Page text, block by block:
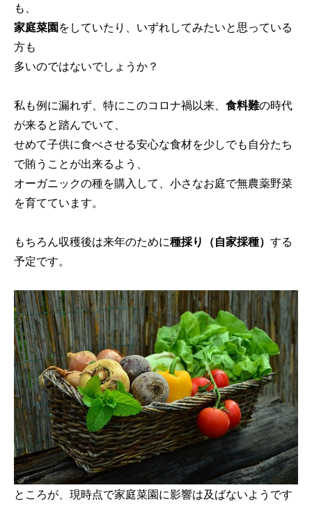
も、
家庭菜園 をしていたり、いずれしてみたいと思っている
方も
多いのではないでしょうか？
私も例に漏れず、特にこのコロナ禍以来、 食料難の時代
が来ると踏んでいて、
せめて子供に食べさせる安心な食材を少しでも自分たち
で賄うことが出来るよう、
オーガニックの種を購入して、小さなお庭で無農薬野菜
を育てています。
もちろん収穫後は来年のために種採り（自家採種） する
予定です。
ところが、現時点で家庭菜園に影響は及ばないようです